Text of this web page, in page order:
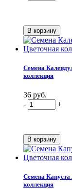
Семена
коллекция
36 руб.
-
+
Семена Капуста
коллекция